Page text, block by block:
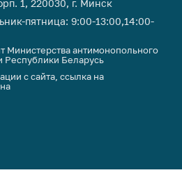
1, 220030, г. Минск
пятница: 9:00-13:00,14:00-
Министерства антимонопольного
Республики Беларусь
с сайта, ссылка на